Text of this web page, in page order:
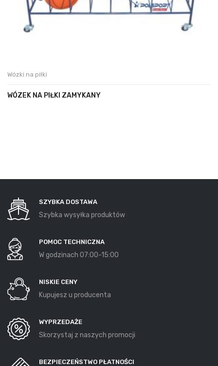
Wózki na piłki
WÓZEK NA PIŁKI ZAMYKANY
SZYBKA DOSTAWA
Szybka wysyłka produktów
POMOC TECHNICZNA
W godzinach 07:00-15:00
NISKIE CENY
Kupujesz u producenta
WYPRZEDAŻE
Skorzystaj z naszych promocji
BEZPIECZEŃSTWO PŁATNOŚCI